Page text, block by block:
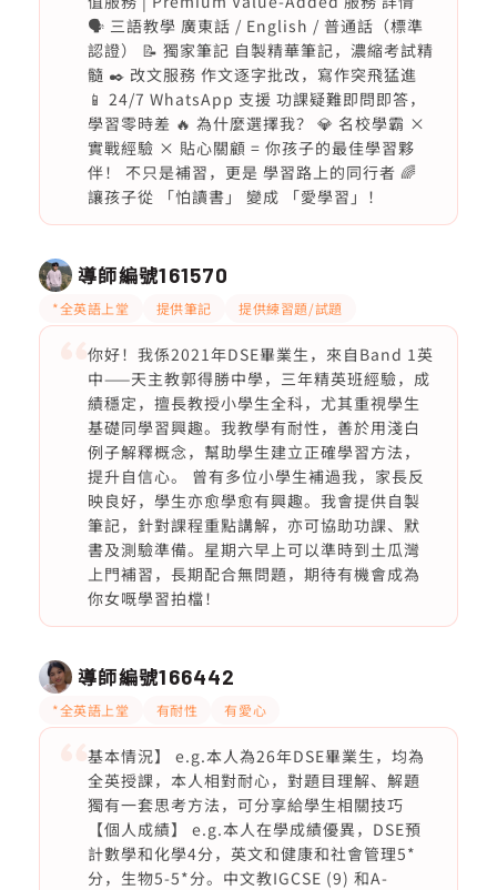
🗣️ 三語教學 廣東話 / English / 普通話（標準
認證） 📝 獨家筆記 自製精華筆記，濃縮考試精
髓 ✒️ 改文服務 作文逐字批改，寫作突飛猛進
📱 24/7 WhatsApp 支援 功課疑難即問即答，
學習零時差 🔥 為什麼選擇我？ 💎 名校學霸 ×
實戰經驗 × 貼心關顧 = 你孩子的最佳學習夥
伴！ 不只是補習，更是 學習路上的同行者 🌈
讓孩子從 「怕讀書」 變成 「愛學習」！
導師編號161570
*全英語上堂 提供筆記 提供練習題/試題
你好！我係2021年DSE畢業生，來自Band 1英
中——天主教郭得勝中學，三年精英班經驗，成
績穩定，擅長教授小學生全科，尤其重視學生
基礎同學習興趣。我教學有耐性，善於用淺白
例子解釋概念，幫助學生建立正確學習方法，
提升自信心。 曾有多位小學生補過我，家長反
映良好，學生亦愈學愈有興趣。我會提供自製
筆記，針對課程重點講解，亦可協助功課、默
書及測驗準備。星期六早上可以準時到土瓜灣
上門補習，長期配合無問題，期待有機會成為
你女嘅學習拍檔！
導師編號166442
*全英語上堂 有耐性 有愛心
基本情況】 e.g.本人為26年DSE畢業生，均為
全英授課，本人相對耐心，對題目理解、解題
獨有一套思考方法，可分享給學生相關技巧
【個人成績】 e.g.本人在學成績優異，DSE預
計數學和化學4分，英文和健康和社會管理5*
分，生物5-5*分。中文教IGCSE (9) 和A-